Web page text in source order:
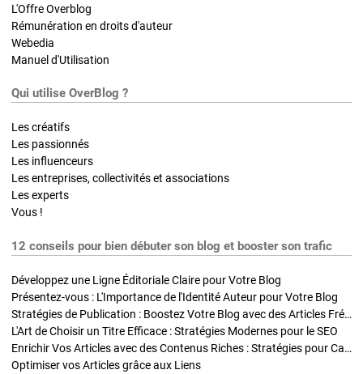
L'Offre Overblog
Rémunération en droits d'auteur
Webedia
Manuel d'Utilisation
Qui utilise OverBlog ?
Les créatifs
Les passionnés
Les influenceurs
Les entreprises, collectivités et associations
Les experts
Vous !
12 conseils pour bien débuter son blog et booster son trafic
Développez une Ligne Éditoriale Claire pour Votre Blog
Présentez-vous : L'Importance de l'Identité Auteur pour Votre Blog
Stratégies de Publication : Boostez Votre Blog avec des Articles Fréquents et Exclusifs
L'Art de Choisir un Titre Efficace : Stratégies Modernes pour le SEO
Enrichir Vos Articles avec des Contenus Riches : Stratégies pour Captiver et Optimiser
Optimiser vos Articles grâce aux Liens